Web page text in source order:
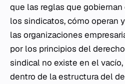
que las reglas que
los sindicatos, cómo operan
las organizaciones
por los principios del
sindical no existe en el
dentro de la estructura del